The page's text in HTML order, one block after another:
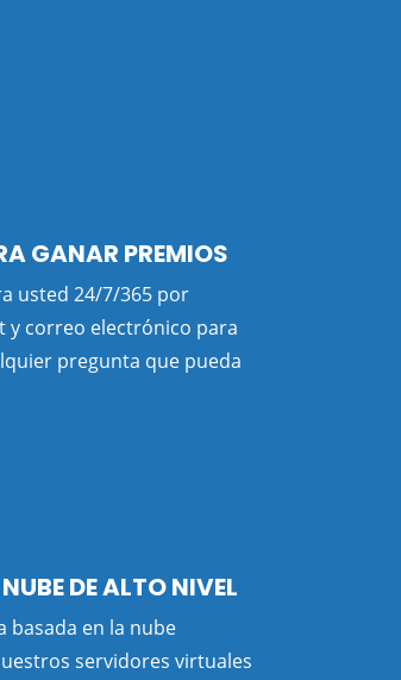
GANAR PREMIOS
usted 24/7/365 por
y correo electrónico para
pregunta que pueda
DE ALTO NIVEL
basada en la nube
servidores virtuales